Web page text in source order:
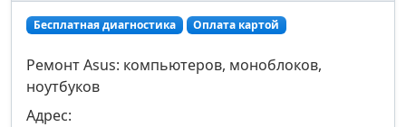
Бесплатная диагностика Оплата картой
Ремонт Asus: компьютеров, моноблоков,
ноутбуков
Адрес: